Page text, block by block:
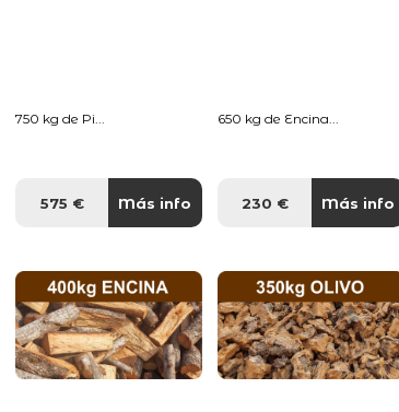
750 kg de Pi...
575 € Más info
650 kg de Encina...
230 € Más info